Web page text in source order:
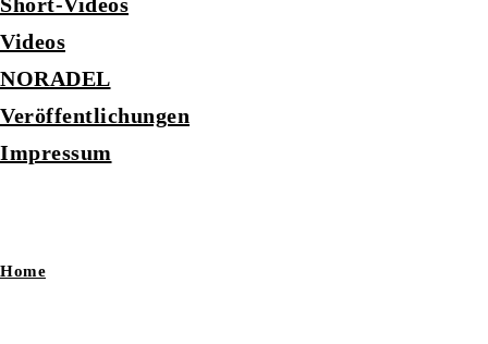
Videos
NORADEL
Veröffentlichungen
Impressum
Home